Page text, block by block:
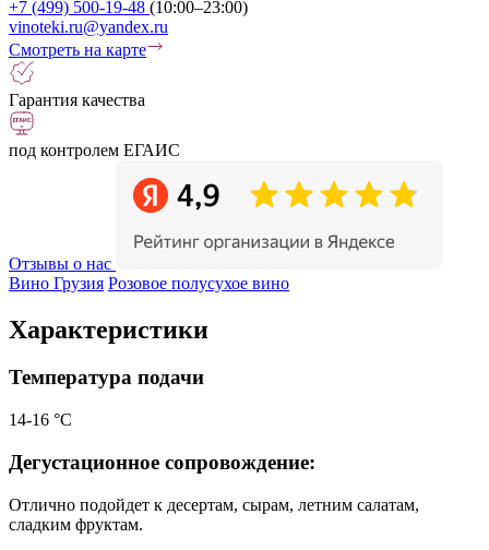
+7 (499) 500-19-48 (10:00–23:00)
vinoteki.ru@yandex.ru
Смотреть на карте
Гарантия качества
под контролем ЕГАИС
Отзывы о нас
Вино Грузия Розовое полусухое вино
Характеристики
Температура подачи
14-16 °С
Дегустационное сопровождение:
Отлично подойдет к десертам, сырам, летним салатам,
сладким фруктам.